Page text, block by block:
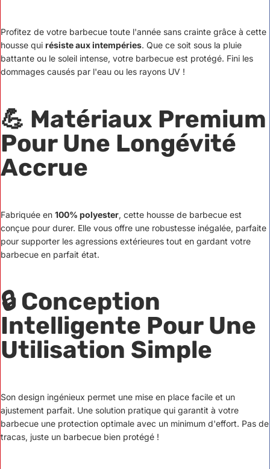
Profitez de votre barbecue toute l'année sans crainte grâce à cette
housse qui résiste aux intempéries. Que ce soit sous la pluie
battante ou le soleil intense, votre barbecue est protégé. Fini les
dommages causés par l'eau ou les rayons UV !
💪 Matériaux Premium
Pour Une Longévité
Accrue
Fabriquée en 100% polyester, cette housse de barbecue est
conçue pour durer. Elle vous offre une robustesse inégalée, parfaite
pour supporter les agressions extérieures tout en gardant votre
barbecue en parfait état.
🔒Conception
Intelligente Pour Une
Utilisation Simple
Son design ingénieux permet une mise en place facile et un
ajustement parfait. Une solution pratique qui garantit à votre
barbecue une protection optimale avec un minimum d'effort. Pas de
tracas, juste un barbecue bien protégé !